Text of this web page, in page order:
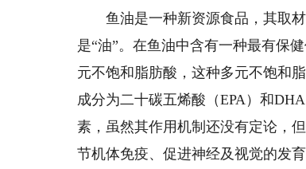
鱼油是一种新资源食品，其取材
是“油”。在鱼油中含有一种最有保
元不饱和脂肪酸，这种多元不饱和
成分为二十碳五烯酸（EPA）和
素，虽然其作用机制还没有定论，
节机体免疫、促进神经及视觉的发